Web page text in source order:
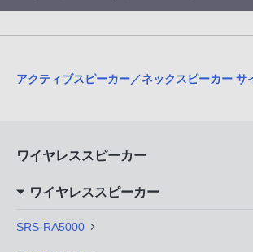
アクティブスピーカー／ネックスピーカー サ
ワイヤレススピーカー
ワイヤレススピーカー
SRS-RA5000